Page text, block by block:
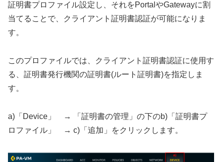
証明書プロファイル設定し、それをPortalやGatewayに割
当てることで、クライアント証明書認証が可能になりま
す。
このプロファイルでは、クライアント証明書認証に使用す
る、証明書発行機関の証明書(ルート証明書)を指定しま
す。
a)「Device」 → 「証明書の管理」の下のb)「証明書プ
ロファイル」 → c)「追加」をクリックします。